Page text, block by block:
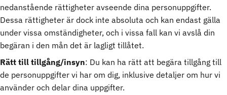
nedanstående rättigheter avseende dina personuppgifter.
Dessa rättigheter är dock inte absoluta och kan endast gälla
under vissa omständigheter, och i vissa fall kan vi avslå din
begäran i den mån det är lagligt tillåtet.
Rätt till tillgång/insyn: Du kan ha rätt att begära tillgång till
de personuppgifter vi har om dig, inklusive detaljer om hur vi
använder och delar dina uppgifter.